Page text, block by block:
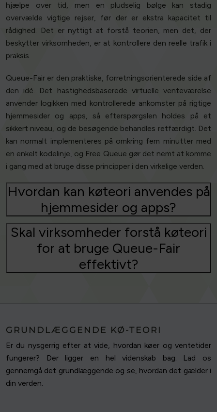
hjælpe over tid, men en pludselig bølge kan stadig
overvælde vigtige rejser, før der er ekstra kapacitet til
rådighed. Det er nyttigt at forstå teorien, men det, der
beskytter virksomheden, er at kontrollere den reelle trafik i
praksis.
Queue-Fair er den praktiske, forretningsorienterede side af
den idé. Det hastighedsbaserede virtuelle venteværelse
anvender logikken med kontrollerede ankomster på rigtige
hjemmesider og apps, så efterspørgslen holdes på et
sikkert niveau, og de besøgende behandles retfærdigt. Det
kan normalt implementeres på omkring fem minutter med
en enkelt kodelinje, og Free Queue gør det nemt at komme
i gang med at bruge disse principper i den virkelige verden.
Hvordan kan køteori anvendes på
hjemmesider og apps?
Skal virksomheder forstå køteori
for at bruge Queue-Fair
effektivt?
GRUNDLÆGGENDE KØ-TEORI
Er du nysgerrig efter at vide, hvordan køer og ventetider
fungerer? Der ligger en hel videnskab bag. Lad os
gennemgå det grundlæggende og se, hvordan det gælder i
din verden.